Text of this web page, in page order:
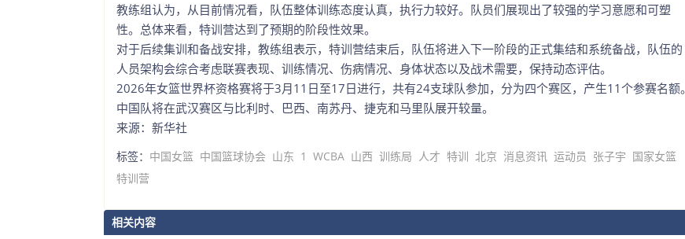
教练组认为，从目前情况看，队伍整体训练态度认真，执行力较好。队员们展现出了较强的学习意愿和可塑
性。总体来看，特训营达到了预期的阶段性效果。
对于后续集训和备战安排，教练组表示，特训营结束后，队伍将进入下一阶段的正式集结和系统备战，队伍的
人员架构会综合考虑联赛表现、训练情况、伤病情况、身体状态以及战术需要，保持动态评估。
2026年女篮世界杯资格赛将于3月11日至17日进行，共有24支球队参加，分为四个赛区，产生11个参赛名额。
中国队将在武汉赛区与比利时、巴西、南苏丹、捷克和马里队展开较量。
来源：新华社
标签： 中国女篮 中国篮球协会 山东 1 WCBA 山西 训练局 人才 特训 北京 消息资讯 运动员 张子宇 国家女篮
特训营
相关内容